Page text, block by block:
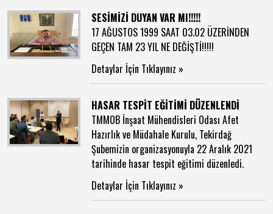
SESİMİZİ DUYAN VAR MI!!!!! ​
17 AĞUSTOS 1999 SAAT 03.02 ÜZERİNDEN
GEÇEN TAM 23 YIL NE DEĞİŞTİ!!!!! ​
Detaylar İçin Tıklayınız »
HASAR TESPİT EĞİTİMİ DÜZENLENDİ
TMMOB İnşaat Mühendisleri Odası Afet
Hazırlık ve Müdahale Kurulu, Tekirdağ
Şubemizin organizasyonuyla 22 Aralık 2021
tarihinde hasar tespit eğitimi düzenledi.
Detaylar İçin Tıklayınız »